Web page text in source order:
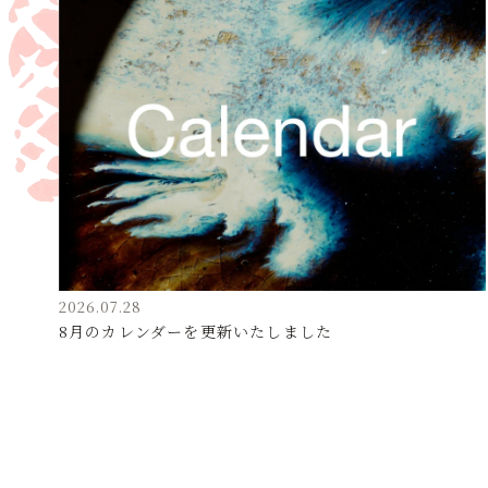
2026.07.28
8月のカレンダーを更新いたしました